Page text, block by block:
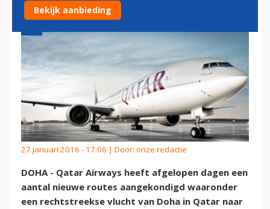
27 januari 2016 - 17:06 | Door: onze redactie
DOHA - Qatar Airways heeft afgelopen dagen een
aantal nieuwe routes aangekondigd waaronder
een rechtstreekse vlucht van Doha in Qatar naar
Bekijk aanbieding